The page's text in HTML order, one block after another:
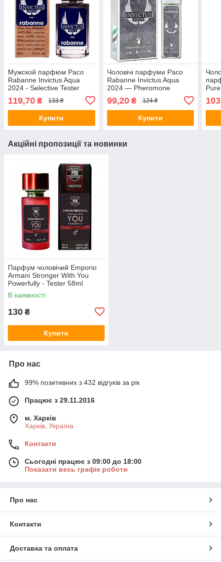
Мужской парфюм Paco
Rabanne Invictus Aqua
2024 - Selective Tester
119,70 ₴ 133 ₴
Купити
Чоловічі парфуми Paco
Rabanne Invictus Aqua
2024 — Pheromone
99,20₴ 124 ₴
Купити
Акційні пропозиції та новинки
Парфум чоловічий Emporio
Armani Stronger With You
Powerfully - Tester 58ml
В наявності
130 ₴
Купити
Про нас
99% позитивних з 432 відгуків за рік
Працює з 29.11.2016
м. Харків
Харків, Україна
Контакти
Сьогодні працює з 09:00 до 18:00
Показати весь графік роботи
Про нас
Контакти
Доставка та оплата